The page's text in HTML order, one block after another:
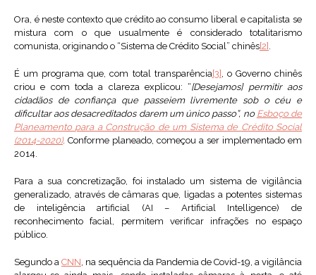
Ora, é neste contexto que crédito ao consumo liberal e capitalista se
mistura com o que usualmente é considerado totalitarismo
comunista, originando o “Sistema de Crédito Social” chinês[2] .
É um programa que, com total transparência[3] , o Governo chinês
criou e com toda a clareza explicou: “[Desejamos] permitir aos
cidadãos de confiança que passeiem livremente sob o céu e
dificultar aos desacreditados darem um único passo”, no Esboço de
Planeamento para a Construção de um Sistema de Crédito Social
(2014-2020). Conforme planeado, começou a ser implementado em
2014.
Para a sua concretização, foi instalado um sistema de vigilância
generalizado, através de câmaras que, ligadas a potentes sistemas
de inteligência artificial (AI – Artificial Intelligence) de
reconhecimento facial, permitem verificar infrações no espaço
público.
Segundo a CNN, na sequência da Pandemia de Covid-19, a vigilância